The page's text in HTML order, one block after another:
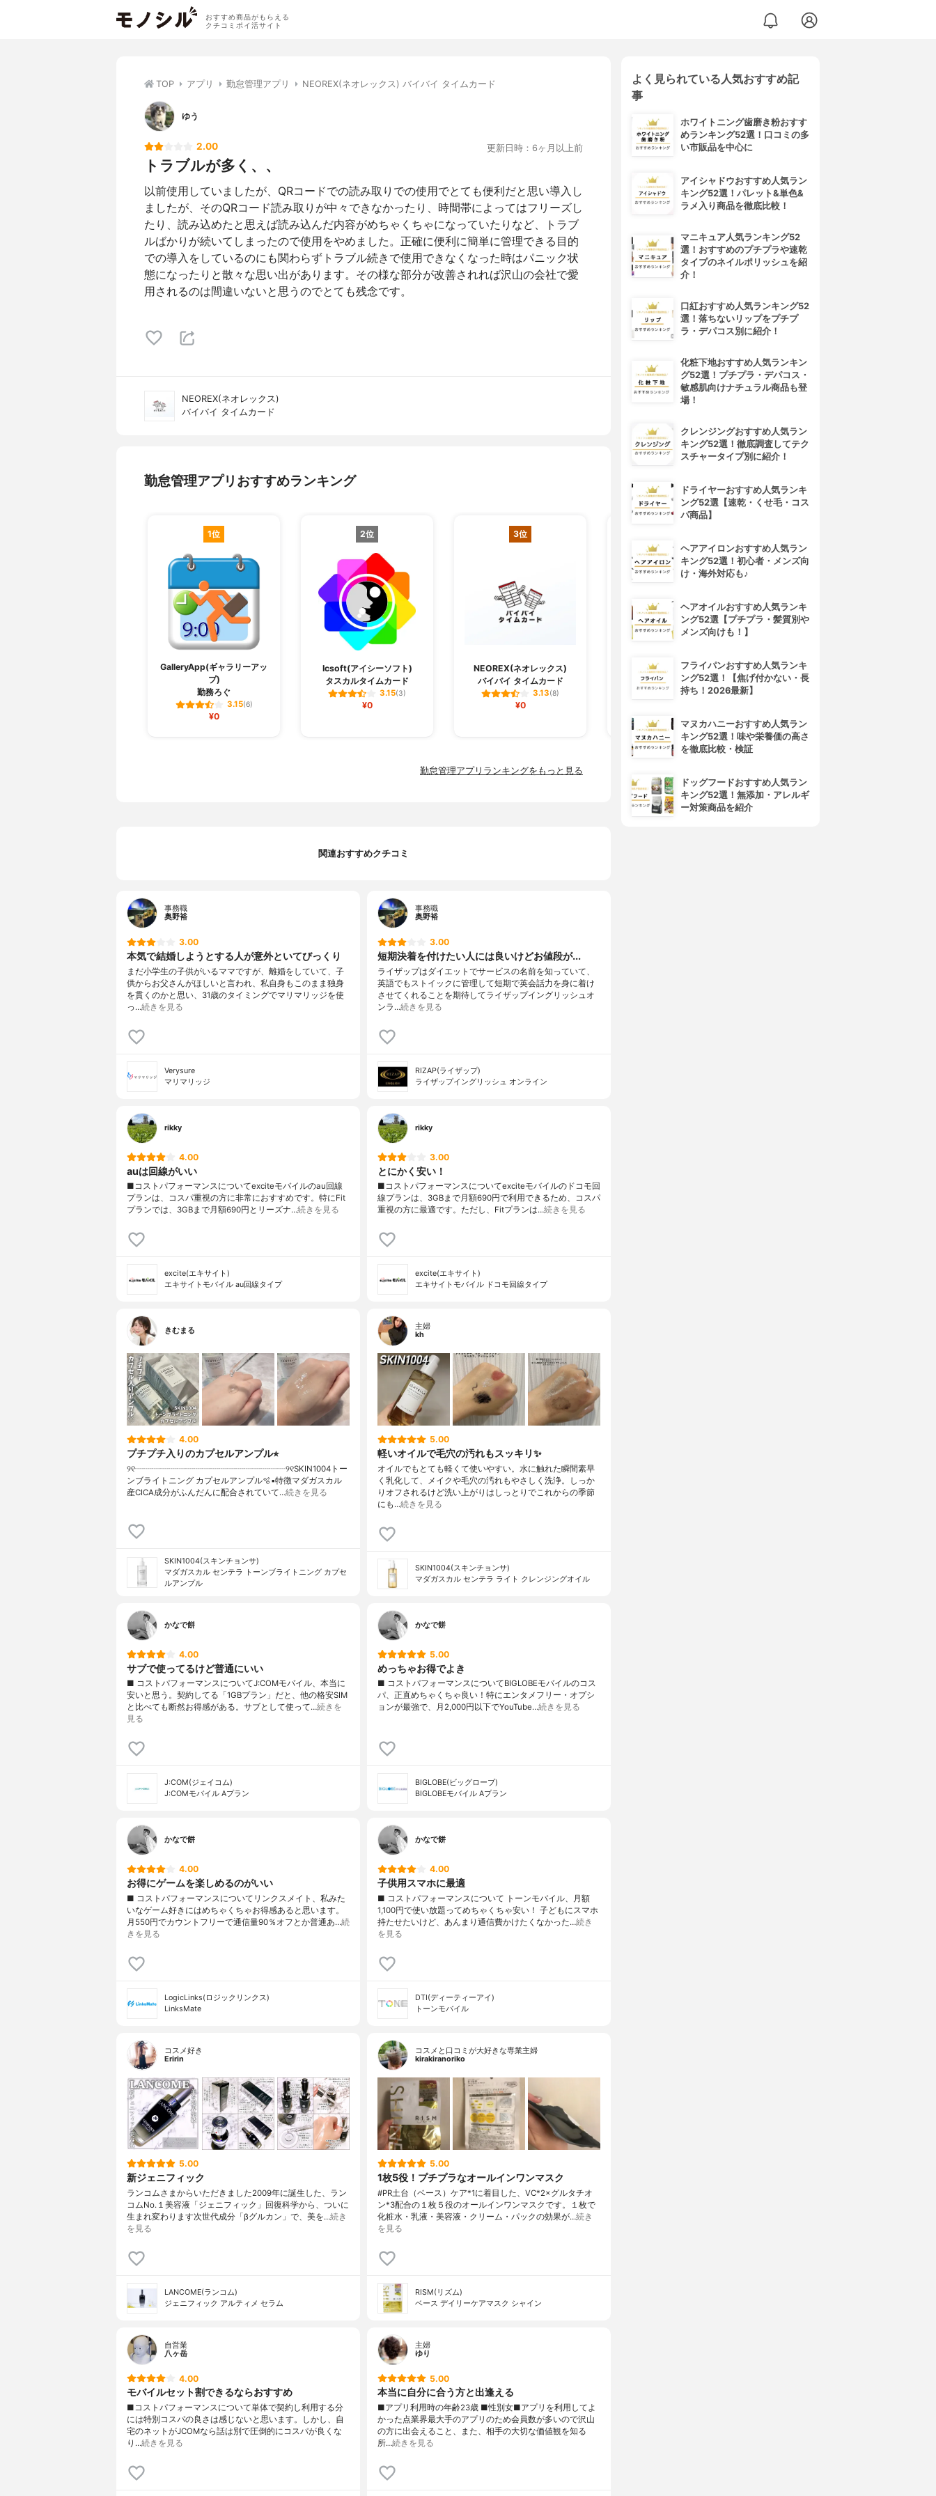
おすすめ商品がもらえる
クチコミポイ活サイト
TOP アプリ 勤怠管理アプリ NEOREX(ネオレックス) バイバイ タイムカード
ゆう
2.00 更新日時：6ヶ月以上前
トラブルが多く、、
以前使用していましたが、QRコードでの読み取りでの使用でとても便利だと思い導入し
ましたが、そのQRコード読み取りが中々できなかったり、時間帯によってはフリーズし
たり、読み込めたと思えば読み込んだ内容がめちゃくちゃになっていたりなど、トラブ
ルばかりが続いてしまったので使用をやめました。正確に便利に簡単に管理できる目的
での導入をしているのにも関わらずトラブル続きで使用できなくなった時はパニック状
態になったりと散々な思い出があります。その様な部分が改善されれば沢山の会社で愛
用されるのは間違いないと思うのでとても残念です。
NEOREX(ネオレックス)
バイバイ タイムカード
勤怠管理アプリおすすめランキング
1位
GalleryApp(ギャラリーアッ
プ)
勤務ろぐ
3.15(6)
¥0
2位
Icsoft(アイシーソフト)
タスカルタイムカード
3.15(3)
¥0
3位
NEOREX(ネオレックス)
バイバイ タイムカード
3.13(8)
¥0
中央システム(ChuoSystem)
レコル
3.13(6)
IEYASU(イエヤス)
ハーモス勤怠
勤怠管理アプリランキングをもっと見る
関連おすすめクチコミ
事務職
奥野裕
3.00
本気で結婚しようとする人が意外といてびっくり
まだ小学生の子供がいるママですが、離婚をしていて、子
供からお父さんがほしいと言われ、私自身もこのまま独身
を貫くのかと思い、31歳のタイミングでマリマリッジを使
っ…続きを見る
Verysure
マリマリッジ
事務職
奥野裕
3.00
短期決着を付けたい人には良いけどお値段が...
ライザップはダイエットでサービスの名前を知っていて、
英語でもストイックに管理して短期で英会話力を身に着け
させてくれることを期待してライザップイングリッシュオ
ンラ…続きを見る
RIZAP(ライザップ)
ライザップイングリッシュ オンライン
rikky
4.00
auは回線がいい
■コストパフォーマンスについてexciteモバイルのau回線
プランは、コスパ重視の方に非常におすすめです。特にFit
プランでは、3GBまで月額690円とリーズナ…続きを見る
excite(エキサイト)
エキサイトモバイル au回線タイプ
rikky
3.00
とにかく安い！
■コストパフォーマンスについてexciteモバイルのドコモ回
線プランは、3GBまで月額690円で利用できるため、コスパ
重視の方に最適です。ただし、Fitプランは…続きを見る
excite(エキサイト)
エキサイトモバイル ドコモ回線タイプ
きむまる
4.00
プチプチ入りのカプセルアンプル⭐︎
୨୧┈┈┈┈┈┈┈┈┈┈┈┈┈┈┈┈┈┈୨୧SKIN1004トー
ンブライトニング カプセルアンプル🫧▪︎特徴マダガスカル
産CICA成分がふんだんに配合されていて…続きを見る
SKIN1004(スキンチョンサ)
マダガスカル センテラ トーンブライトニング カプセ
ルアンプル
主婦
kh
5.00
軽いオイルで毛穴の汚れもスッキリ✨
オイルでもとても軽くて使いやすい。水に触れた瞬間素早
く乳化して、メイクや毛穴の汚れもやさしく洗浄。しっか
りオフされるけど洗い上がりはしっとりでこれからの季節
にも…続きを見る
SKIN1004(スキンチョンサ)
マダガスカル センテラ ライト クレンジングオイル
かなで餅
4.00
サブで使ってるけど普通にいい
■ コストパフォーマンスについてJ:COMモバイル、本当に
安いと思う。契約してる「1GBプラン」だと、他の格安SIM
と比べても断然お得感がある。サブとして使って…続きを
見る
J:COM(ジェイコム)
J:COMモバイル Aプラン
かなで餅
5.00
めっちゃお得でよき
■ コストパフォーマンスについてBIGLOBEモバイルのコス
パ、正直めちゃくちゃ良い！特にエンタメフリー・オプシ
ョンが最強で、月2,000円以下でYouTube…続きを見る
BIGLOBE(ビッグローブ)
BIGLOBEモバイル Aプラン
かなで餅
4.00
お得にゲームを楽しめるのがいい
■ コストパフォーマンスについてリンクスメイト、私みた
いなゲーム好きにはめちゃくちゃお得感あると思います。
月550円でカウントフリーで通信量90％オフとか普通あ…続
きを見る
LogicLinks(ロジックリンクス)
LinksMate
かなで餅
4.00
子供用スマホに最適
■ コストパフォーマンスについて トーンモバイル、月額
1,100円で使い放題ってめちゃくちゃ安い！ 子どもにスマホ
持たせたいけど、あんまり通信費かけたくなかった…続き
を見る
DTI(ディーティーアイ)
トーンモバイル
コスメ好き
Eririn
5.00
新ジェニフィック
ランコムさまからいただきました2009年に誕生した、ラン
コムNo.１美容液「ジェニフィック」回復科学から、ついに
生まれ変わります次世代成分「βグルカン」で、美を…続き
を見る
LANCOME(ランコム)
ジェニフィック アルティメ セラム
コスメと口コミが大好きな専業主婦
kirakiranoriko
5.00
1枚5役！プチプラなオールインワンマスク
#PR土台（ベース）ケア*1に着目した、VC*2×グルタチオ
ン*3配合の１枚５役のオールインワンマスクです。１枚で
化粧水・乳液・美容液・クリーム・パックの効果が…続き
を見る
RISM(リズム)
ベース デイリーケアマスク シャイン
自営業
八ヶ岳
4.00
モバイルセット割できるならおすすめ
■コストパフォーマンスについて単体で契約し利用する分
には特別コスパの良さは感じないと思います。しかし、自
宅のネットがJCOMなら話は別で圧倒的にコスパが良くな
り…続きを見る
主婦
ゆり
5.00
本当に自分に合う方と出逢える
■アプリ利用時の年齢23歳 ■性別女■アプリを利用してよ
かった点業界最大手のアプリのため会員数が多いので沢山
の方に出会えること、また、相手の大切な価値観を知る
所…続きを見る
よく見られている人気おすすめ記
事
ホワイトニング歯磨き粉おすす
めランキング52選！口コミの多
い市販品を中心に
アイシャドウおすすめ人気ラン
キング52選！パレット&単色&
ラメ入り商品を徹底比較！
マニキュア人気ランキング52
選！おすすめのプチプラや速乾
タイプのネイルポリッシュを紹
介！
口紅おすすめ人気ランキング52
選！落ちないリップをプチプ
ラ・デパコス別に紹介！
化粧下地おすすめ人気ランキン
グ52選！プチプラ・デパコス・
敏感肌向けナチュラル商品も登
場！
クレンジングおすすめ人気ラン
キング52選！徹底調査してテク
スチャータイプ別に紹介！
ドライヤーおすすめ人気ランキ
ング52選【速乾・くせ毛・コス
パ商品】
ヘアアイロンおすすめ人気ラン
キング52選！初心者・メンズ向
け・海外対応も♪
ヘアオイルおすすめ人気ランキ
ング52選【プチプラ・髪質別や
メンズ向けも！】
フライパンおすすめ人気ランキ
ング52選！【焦げ付かない・長
持ち！2026最新】
マヌカハニーおすすめ人気ラン
キング52選！味や栄養価の高さ
を徹底比較・検証
ドッグフードおすすめ人気ラン
キング52選！無添加・アレルギ
ー対策商品を紹介